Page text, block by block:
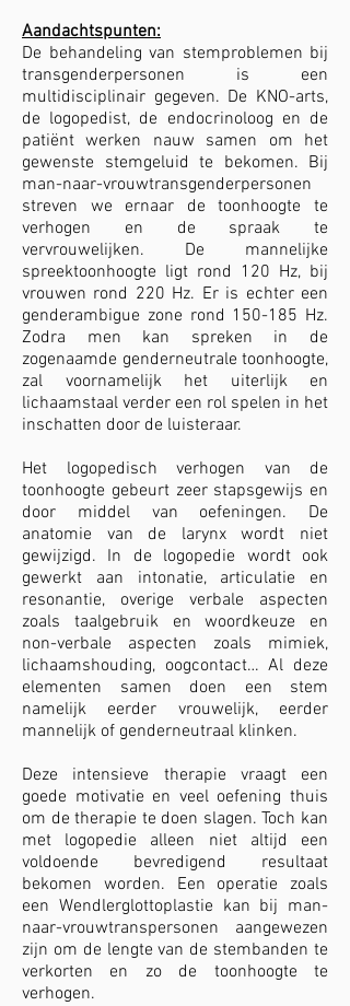
Aandachtspunten:
De behandeling van stemproblemen bij
transgenderpersonen is een
multidisciplinair gegeven. De KNO-arts,
de logopedist, de endocrinoloog en de
patiënt werken nauw samen om het
gewenste stemgeluid te bekomen. Bij
man-naar-vrouwtransgenderpersonen
streven we ernaar de toonhoogte te
verhogen en de spraak te
vervrouwelijken. De mannelijke
spreektoonhoogte ligt rond 120 Hz, bij
vrouwen rond 220 Hz. Er is echter een
genderambigue zone rond 150-185 Hz.
Zodra men kan spreken in de
zogenaamde genderneutrale toonhoogte,
zal voornamelijk het uiterlijk en
lichaamstaal verder een rol spelen in het
inschatten door de luisteraar.
Het logopedisch verhogen van de
toonhoogte gebeurt zeer stapsgewijs en
door middel van oefeningen. De
anatomie van de larynx wordt niet
gewijzigd. In de logopedie wordt ook
gewerkt aan intonatie, articulatie en
resonantie, overige verbale aspecten
zoals taalgebruik en woordkeuze en
non-verbale aspecten zoals mimiek,
lichaamshouding, oogcontact… Al deze
elementen samen doen een stem
namelijk eerder vrouwelijk, eerder
mannelijk of genderneutraal klinken.
Deze intensieve therapie vraagt een
goede motivatie en veel oefening thuis
om de therapie te doen slagen. Toch kan
met logopedie alleen niet altijd een
voldoende bevredigend resultaat
bekomen worden. Een operatie zoals
een Wendlerglottoplastie kan bij man-
naar-vrouwtranspersonen aangewezen
zijn om de lengte van de stembanden te
verkorten en zo de toonhoogte te
verhogen.